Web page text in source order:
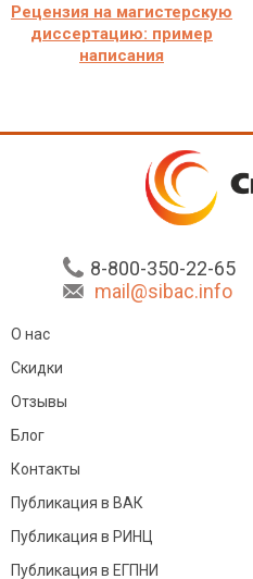
Рецензия на магистерскую
диссертацию: пример
написания
8-800-350-22-65
mail@sibac.info
О нас
Скидки
Отзывы
Блог
Контакты
Публикация в ВАК
Публикация в РИНЦ
Публикация в ЕГПНИ